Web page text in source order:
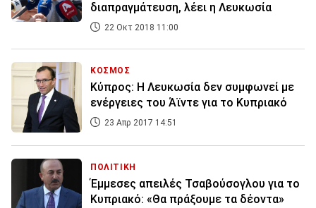
διαπραγμάτευση, λέει η Λευκωσία
22 Οκτ 2018 11:00
ΚΟΣΜΟΣ
Κύπρος: Η Λευκωσία δεν συμφωνεί με
ενέργειες του Άϊντε για το Κυπριακό
23 Απρ 2017 14:51
ΠΟΛΙΤΙΚΗ
Έμμεσες απειλές Τσαβούσογλου για το
Κυπριακό: «Θα πράξουμε τα δέοντα»